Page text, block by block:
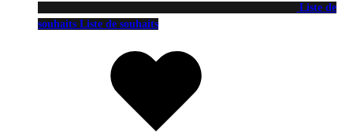
Liste de
souhaits Liste de souhaits